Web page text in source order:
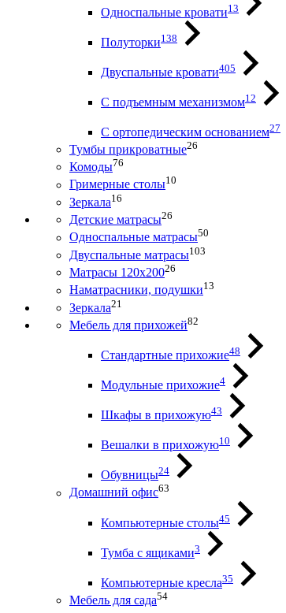
Односпальные кровати13
Полуторки138
Двуспальные кровати405
С подъемным механизмом12
С ортопедическим основанием27
Тумбы прикроватные26
Комоды76
Гримерные столы10
Зеркала16
Детские матрасы26
Односпальные матрасы50
Двуспальные матрасы103
Матрасы 120х20026
Наматрасники, подушки13
Зеркала21
Мебель для прихожей82
Стандартные прихожие48
Модульные прихожие4
Шкафы в прихожую43
Вешалки в прихожую10
Обувницы24
Домашний офис63
Компьютерные столы45
Тумба с ящиками3
Компьютерные кресла35
Мебель для сада54